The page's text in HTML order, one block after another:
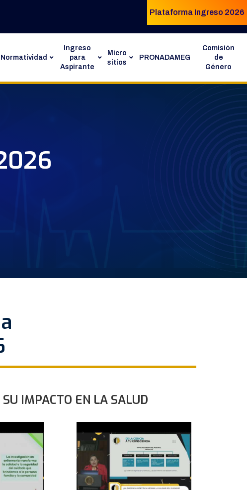
Plataforma Ingreso 2026
Normatividad
Ingreso
para
Aspirante
Micro
sitios
PRONADAMEG
Comisión
de
Género
IMPACTO EN LA SALUD